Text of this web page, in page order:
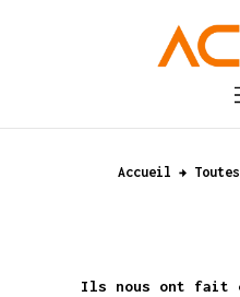
Accueil
A
Ils nous ont fait